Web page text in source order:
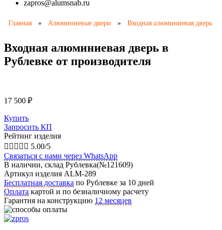
zapros@alumsnab.ru
Главная » Алюминиевые двери » Входная алюминиевая дверь
Входная алюминиевая дверь в
Рублевке от производителя
17 500 ₽
Купить
Запросить КП
Рейтинг изделия
     5.00/5
Связаться с нами через WhatsApp
В наличии, склад Рублевка(№121609)
Артикул изделия ALM-289
Бесплатная доставка по Рублевке за 10 дней
Оплата картой и по безналичному расчету
Гарантия на конструкцию 12 месяцев